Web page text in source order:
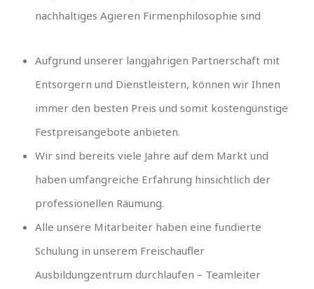
nachhaltiges Agieren Firmenphilosophie sind
Aufgrund unserer langjährigen Partnerschaft mit
Entsorgern und Dienstleistern, können wir Ihnen
immer den besten Preis und somit kostengünstige
Festpreisangebote anbieten.
Wir sind bereits viele Jahre auf dem Markt und
haben umfangreiche Erfahrung hinsichtlich der
professionellen Räumung.
Alle unsere Mitarbeiter haben eine fundierte
Schulung in unserem Freischaufler
Ausbildungzentrum durchlaufen – Teamleiter